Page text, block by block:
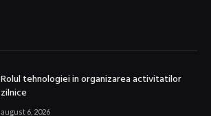
Rolul tehnologiei in organizarea activitatilor
zilnice
august 6, 2026